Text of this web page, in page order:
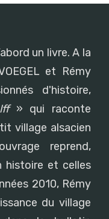
un livre. A la
et Rémy
d'histoire,
» qui raconte
village alsacien
reprend,
histoire et celles
2010, Rémy
du village